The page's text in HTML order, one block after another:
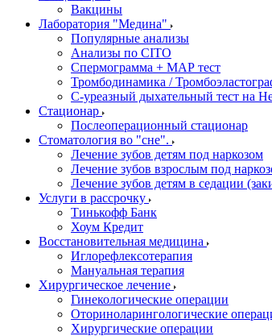
Вакцины
Лаборатория "Медина"
Популярные анализы
Анализы по CITO
Спермограмма + МАР тест
Тромбодинамика /
С-уреазный дыхательный тест на
Стационар
Послеоперационный стационар
Стоматология во "сне".
Лечение зубов детям под наркозом
Лечение зубов взрослым под
Лечение зубов детям в седации
Услуги в рассрочку
Тинькофф Банк
Хоум Кредит
Восстановительная медицина
Иглорефлексотерапия
Мануальная терапия
Хирургическое лечение
Гинекологические операции
Оториноларингологические
Хирургические операции